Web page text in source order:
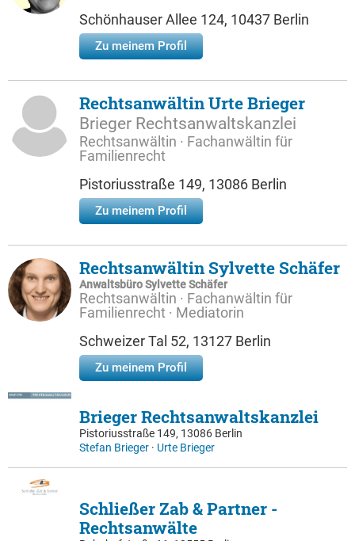
Schönhauser Allee 124, 10437 Berlin
Zu meinem Profil
Rechtsanwältin Urte Brieger
Brieger Rechtsanwaltskanzlei
Rechtsanwältin · Fachanwältin für
Familienrecht
Pistoriusstraße 149, 13086 Berlin
Zu meinem Profil
Rechtsanwältin Sylvette Schäfer
Anwaltsbüro Sylvette Schäfer
Rechtsanwältin · Fachanwältin für
Familienrecht · Mediatorin
Schweizer Tal 52, 13127 Berlin
Zu meinem Profil
Brieger Rechtsanwaltskanzlei
Pistoriusstraße 149, 13086 Berlin
Stefan Brieger · Urte Brieger
Schließer Zab & Partner -
Rechtsanwälte